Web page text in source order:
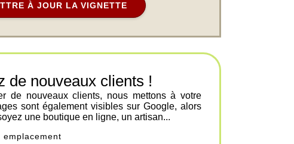
À JOUR LA VIGNETTE
de nouveaux clients !
de nouveaux clients, nous mettons à votre
sont également visibles sur Google, alors
une boutique en ligne, un artisan...